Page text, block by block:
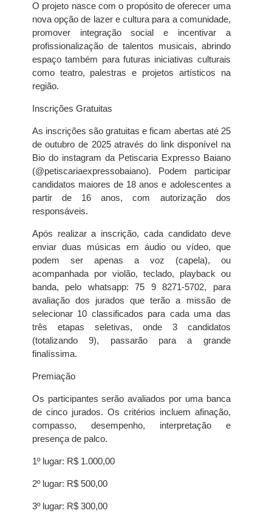
O projeto nasce com o propósito de oferecer uma
nova opção de lazer e cultura para a comunidade,
promover integração social e incentivar a
profissionalização de talentos musicais, abrindo
espaço também para futuras iniciativas culturais
como teatro, palestras e projetos artísticos na
região.
Inscrições Gratuitas
As inscrições são gratuitas e ficam abertas até 25
de outubro de 2025 através do link disponível na
Bio do instagram da Petiscaria Expresso Baiano
(@petiscariaexpressobaiano). Podem participar
candidatos maiores de 18 anos e adolescentes a
partir de 16 anos, com autorização dos
responsáveis.
Após realizar a inscrição, cada candidato deve
enviar duas músicas em áudio ou vídeo, que
podem ser apenas a voz (capela), ou
acompanhada por violão, teclado, playback ou
banda, pelo whatsapp: 75 9 8271-5702, para
avaliação dos jurados que terão a missão de
selecionar 10 classificados para cada uma das
três etapas seletivas, onde 3 candidatos
(totalizando 9), passarão para a grande
finalíssima.
Premiação
Os participantes serão avaliados por uma banca
de cinco jurados. Os critérios incluem afinação,
compasso, desempenho, interpretação e
presença de palco.
1º lugar: R$ 1.000,00
2º lugar: R$ 500,00
3º lugar: R$ 300,00